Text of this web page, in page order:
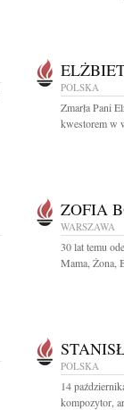
POLSKA
Zmarła Pani
kwestorem w
ZOFIA
WARSZAWA
30 lat temu
Mama, Żona,
POLSKA
14
kompozytor,